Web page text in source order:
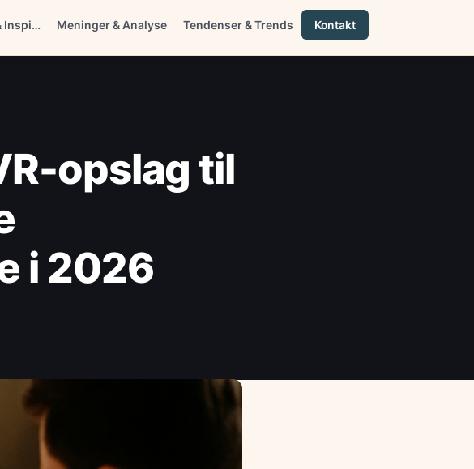
Inspi… Meninger & Analyse Tendenser & Trends Kontakt
opslag til
i 2026